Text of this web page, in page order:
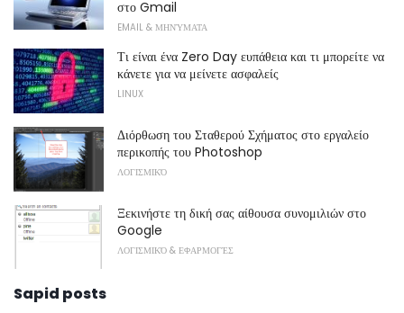
στο Gmail
EMAIL & ΜΗΝΎΜΑΤΑ
Τι είναι ένα Zero Day ευπάθεια και τι μπορείτε να
κάνετε για να μείνετε ασφαλείς
LINUX
Διόρθωση του Σταθερού Σχήματος στο εργαλείο
περικοπής του Photoshop
ΛΟΓΙΣΜΙΚΌ
Ξεκινήστε τη δική σας αίθουσα συνομιλιών στο
Google
ΛΟΓΙΣΜΙΚΌ & ΕΦΑΡΜΟΓΈΣ
Sapid posts